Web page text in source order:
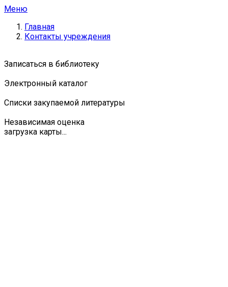
Меню
Главная
Контакты учреждения
Записаться в библиотеку
Электронный каталог
Списки закупаемой литературы
Независимая оценка
загрузка карты...